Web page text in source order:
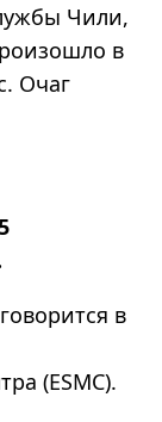
Чили,
в
Очаг
в
(ESMC).